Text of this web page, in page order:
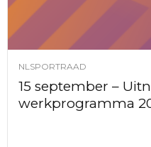
NLSPORTRAAD
15 september –
werkprogramma